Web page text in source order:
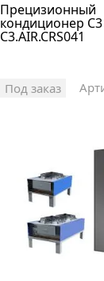
Прецизионный
кондиционер
C3.AIR.CRS041
Под заказ